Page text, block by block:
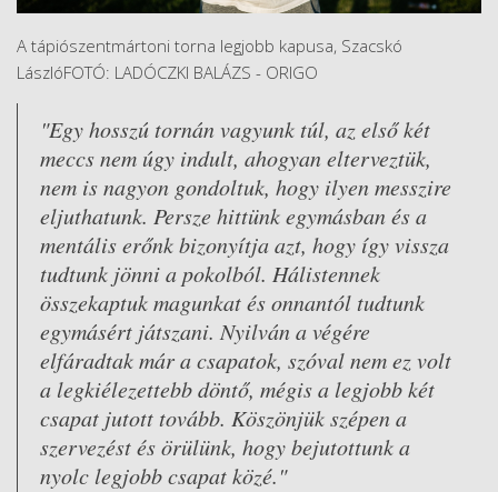
A tápiószentmártoni torna legjobb kapusa, Szacskó
LászlóFOTÓ: LADÓCZKI BALÁZS - ORIGO
"Egy hosszú tornán vagyunk túl, az első két
meccs nem úgy indult, ahogyan elterveztük,
nem is nagyon gondoltuk, hogy ilyen messzire
eljuthatunk. Persze hittünk egymásban és a
mentális erőnk bizonyítja azt, hogy így vissza
tudtunk jönni a pokolból. Hálistennek
összekaptuk magunkat és onnantól tudtunk
egymásért játszani. Nyilván a végére
elfáradtak már a csapatok, szóval nem ez volt
a legkiélezettebb döntő, mégis a legjobb két
csapat jutott tovább. Köszönjük szépen a
szervezést és örülünk, hogy bejutottunk a
nyolc legjobb csapat közé."